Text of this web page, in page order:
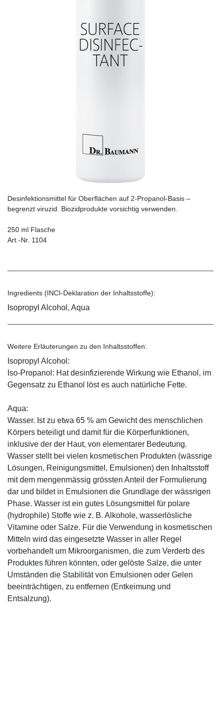
Desinfektionsmittel für Oberflächen auf 2-Propanol-Basis –
begrenzt viruzid. Biozidprodukte vorsichtig verwenden.
250 ml Flasche
Art.-Nr. 1104
Ingredients (INCI-Deklaration der Inhaltsstoffe):
Isopropyl Alcohol, Aqua
Weitere Erläuterungen zu den Inhaltsstoffen:
Isopropyl Alcohol:
Iso-Propanol: Hat desinfizierende Wirkung wie Ethanol, im
Gegensatz zu Ethanol löst es auch natürliche Fette.
Aqua:
Wasser. Ist zu etwa 65 % am Gewicht des menschlichen
Körpers beteiligt und damit für die Körperfunktionen,
inklusive der der Haut, von elementarer Bedeutung.
Wasser stellt bei vielen kosmetischen Produkten (wässrige
Lösungen, Reinigungsmittel, Emulsionen) den Inhaltsstoff
mit dem mengenmässig grössten Anteil der Formulierung
dar und bildet in Emulsionen die Grundlage der wässrigen
Phase. Wasser ist ein gutes Lösungsmittel für polare
(hydrophile) Stoffe wie z. B. Alkohole, wasserlösliche
Vitamine oder Salze. Für die Verwendung in kosmetischen
Mitteln wird das eingesetzte Wasser in aller Regel
vorbehandelt um Mikroorganismen, die zum Verderb des
Produktes führen könnten, oder gelöste Salze, die unter
Umständen die Stabilität von Emulsionen oder Gelen
beeinträchtigen, zu entfernen (Entkeimung und
Entsalzung).